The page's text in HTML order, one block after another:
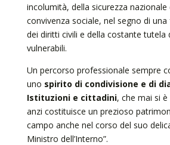
incolumità, della sicurezza nazionale
convivenza sociale, nel segno di
dei diritti civili e della costante tutela
vulnerabili.
Un percorso professionale sempre
uno spirito di condivisione e di
Istituzioni e cittadini, che mai si
anzi costituisce un prezioso
campo anche nel corso del suo
Ministro dell’Interno”.